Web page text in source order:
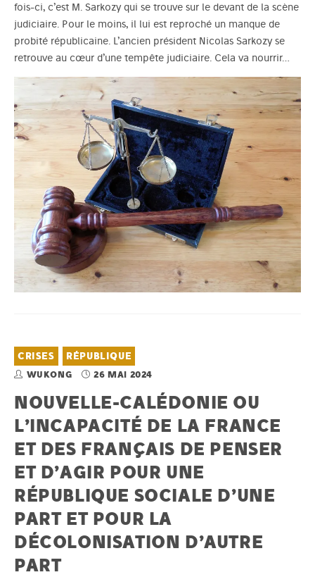
fois-ci, c’est M. Sarkozy qui se trouve sur le devant de la scène
judiciaire. Pour le moins, il lui est reproché un manque de
probité républicaine. L’ancien président Nicolas Sarkozy se
retrouve au cœur d’une tempête judiciaire. Cela va nourrir…
CRISES RÉPUBLIQUE
WUKONG 26 MAI 2024
NOUVELLE-CALÉDONIE OU
L’INCAPACITÉ DE LA FRANCE
ET DES FRANÇAIS DE PENSER
ET D’AGIR POUR UNE
RÉPUBLIQUE SOCIALE D’UNE
PART ET POUR LA
DÉCOLONISATION D’AUTRE
PART